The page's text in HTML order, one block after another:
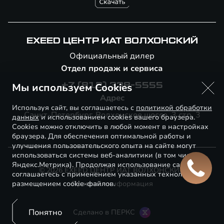
EXEED ЦЕНТР ИАТ ВОЛХОНСКИЙ
Официальный дилер
Отдел продаж и сервиса
+7 (812) 338-5555
Адрес
Санкт-Петербург, Волхонское шоссе, 3 стр. 3
© 2026 EXEED ЦЕНТР ИАТ ВОЛХОНСКИЙ
Правовая информация
Сделано в ПЕРКС
Мы используем Cookies
Используя сайт, вы соглашаетесь с политикой обработки
данныхи использованием cookies вашего браузера.
Cookies можно отключить в любой момент в настройках
браузера. Для обеспечения оптимальной работы и
улучшения пользовательского опыта на сайте могут
использоваться системы веб-аналитики (в том числе
Яндекс.Метрика). Продолжая использование сайта, Вы
соглашаетесь с применением указанных технологий и
размещением cookie-файлов.
Понятно